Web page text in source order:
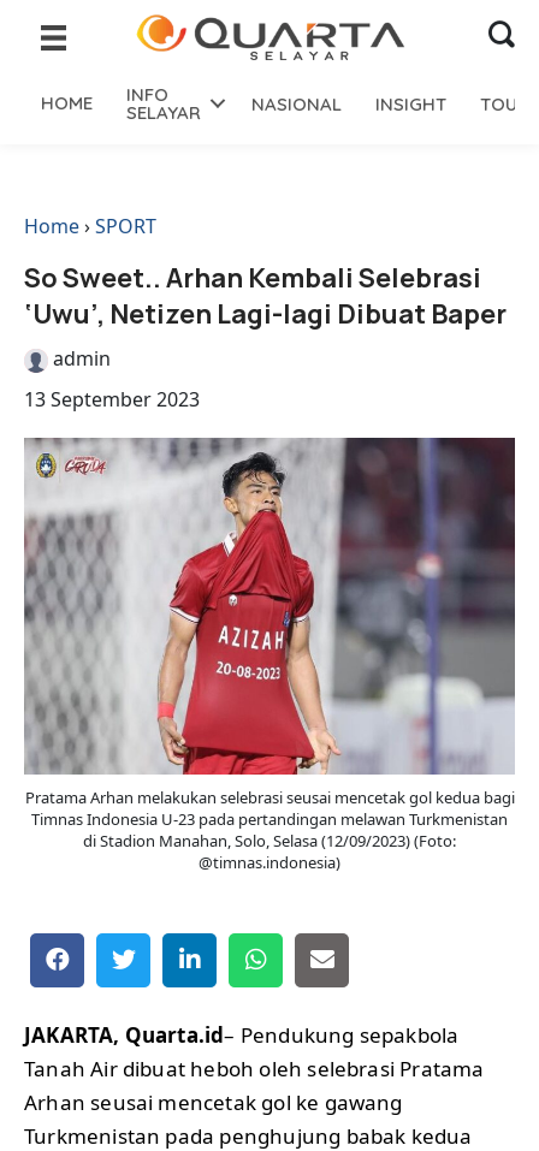
HOME INFO
SELAYAR NASIONAL INSIGHT
Home›SPORT
So Sweet.. Arhan Kembali Selebrasi
‘Uwu’, Netizen Lagi-lagi Dibuat Baper
admin
13 September 2023
Pratama Arhan melakukan selebrasi seusai mencetak gol kedua bagi
Timnas Indonesia U-23 pada pertandingan melawan Turkmenistan
di Stadion Manahan, Solo, Selasa (12/09/2023) (Foto:
@timnas.indonesia)
JAKARTA, Quarta.id– Pendukung sepakbola
Tanah Air dibuat heboh oleh selebrasi Pratama
Arhan seusai mencetak gol ke gawang
Turkmenistan pada penghujung babak kedua